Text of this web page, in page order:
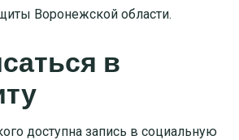
Воронежской области.
в
доступна запись в социальную